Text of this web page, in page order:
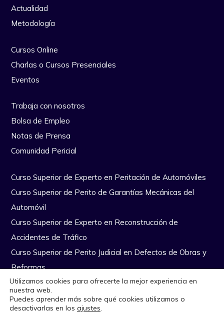
Actualidad
Metodología
Cursos Online
Charlas o Cursos Presenciales
Eventos
Trabaja con nosotros
Bolsa de Empleo
Notas de Prensa
Comunidad Pericial
Curso Superior de Experto en Peritación de Automóviles
Curso Superior de Perito de Garantías Mecánicas del
Automóvil
Curso Superior de Experto en Reconstrucción de
Accidentes de Tráfico
Curso Superior de Perito Judicial en Defectos de Obras y
Reformas
Copyright Escuela Nacional de Peritos © Todos los derechos
reservados|Diseño Web por Quiero Online
Utilizamos cookies para ofrecerte la mejor experiencia en
nuestra web.
Puedes aprender más sobre qué cookies utilizamos o
desactivarlas en los ajustes.